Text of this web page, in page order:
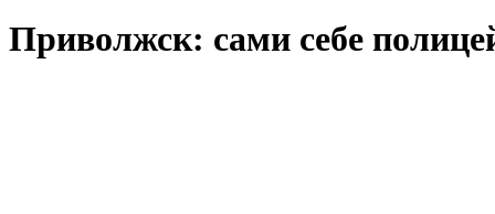
Приволжск: сами себе